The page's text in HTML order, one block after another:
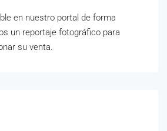
en nuestro portal de forma
un reportaje fotográfico para
su venta.